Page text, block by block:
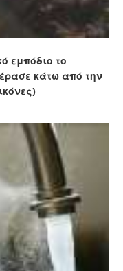
εμπόδιο το
κάτω από την